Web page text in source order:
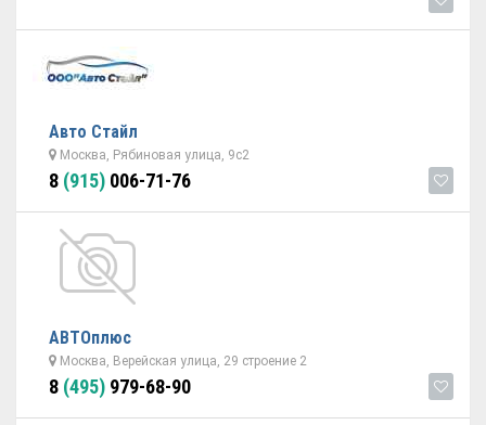
Авто Стайл
Москва, Рябиновая улица, 9с2
8 (915) 006-71-76
АВТОплюс
Москва, Верейская улица, 29 строение 2
8 (495) 979-68-90